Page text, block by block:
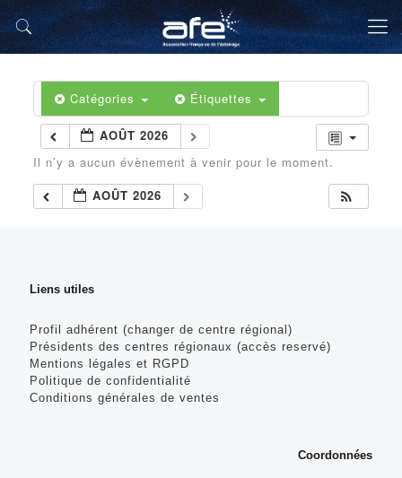
Catégories Étiquettes
AOÛT 2026
Il n’y a aucun évènement à venir pour le moment.
AOÛT 2026
Liens utiles
Profil adhérent (changer de centre régional)
Présidents des centres régionaux (accès reservé)
Mentions légales et RGPD
Politique de confidentialité
Conditions générales de ventes
Coordonnées